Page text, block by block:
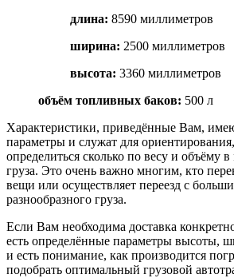
длина: 8590 миллиметров
ширина: 2500 миллиметров
высота: 3360 миллиметров
объём топливных баков: 500 л
Характеристики, приведённые Вам,
параметры и служат для
определиться сколько по весу и объёму
груза. Это очень важно многим, кто
вещи или осуществляет переезд с
разнообразного груза.
Если Вам необходима доставка
есть определённые параметры высоты,
и есть понимание, как производится
подобрать оптимальный грузовой